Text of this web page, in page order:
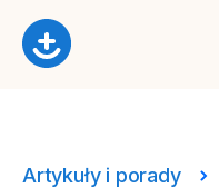
Artykuły i porady